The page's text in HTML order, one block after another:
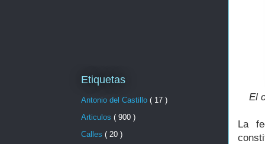
El
La
Etiquetas
Antonio del Castillo ( 17 )
Articulos ( 900 )
Calles ( 20 )